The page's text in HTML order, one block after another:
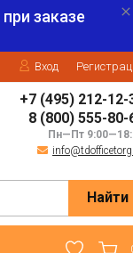
при заказе
Вход
+7 (495) 212-12-
8 (800) 555-80-
Пн—Пт
Найти